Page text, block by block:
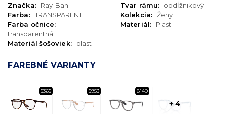
Značka:
Ray-Ban
Farba: TRANSPARENT
Farba očnice:
transparentná
Materiál šošoviek:
plast
Tvar rámu:
obdĺžnikový
Kolekcia: Ženy
Materiál:
Plast
FAREBNÉ VARIANTY
5365 5953 8140
+ 4